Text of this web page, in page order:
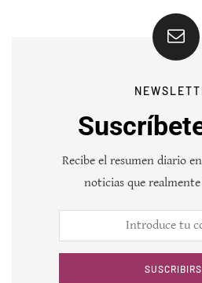
Recibe el resumen diario
noticias que